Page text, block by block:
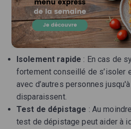
Isolement rapide : En cas de
fortement conseillé de s’isoler
avec d’autres personnes
disparaissent.
Test de dépistage : Au
test de dépistage peut aider à